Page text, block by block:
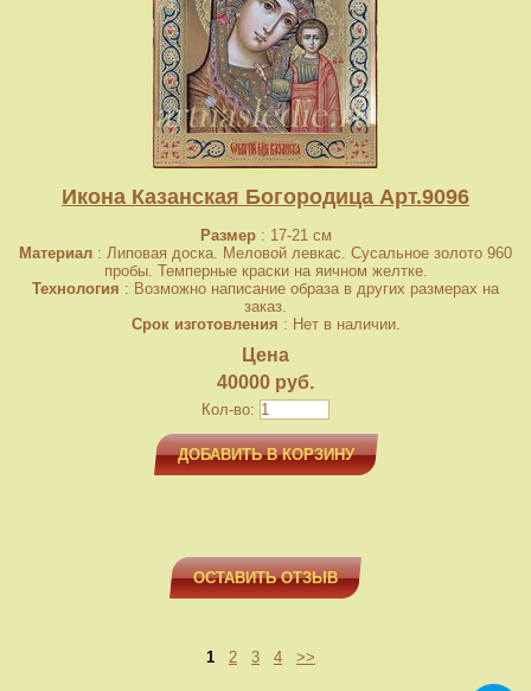
Икона Казанская Богородица Арт.9096
Размер: 17-21 см
Материал : Липовая доска. Меловой левкас. Сусальное золото 960
пробы. Темперные краски на яичном желтке.
Технология : Возможно написание образа в других размерах на
заказ.
Срок изготовления : Нет в наличии.
Цена
40000 руб.
Кол-во:
ДОБАВИТЬ В КОРЗИНУ
ОСТАВИТЬ ОТЗЫВ
1 2 3 4 >>